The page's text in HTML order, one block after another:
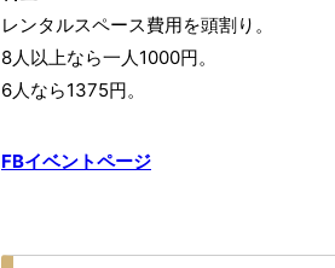
レンタルスペース費用を頭割り。
8人以上なら一人1000円。
6人なら1375円。
FBイベントページ